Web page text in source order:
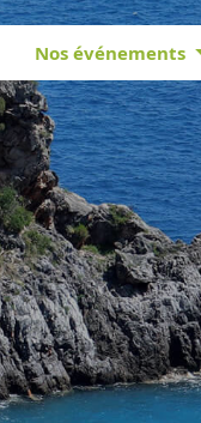
Nos événements